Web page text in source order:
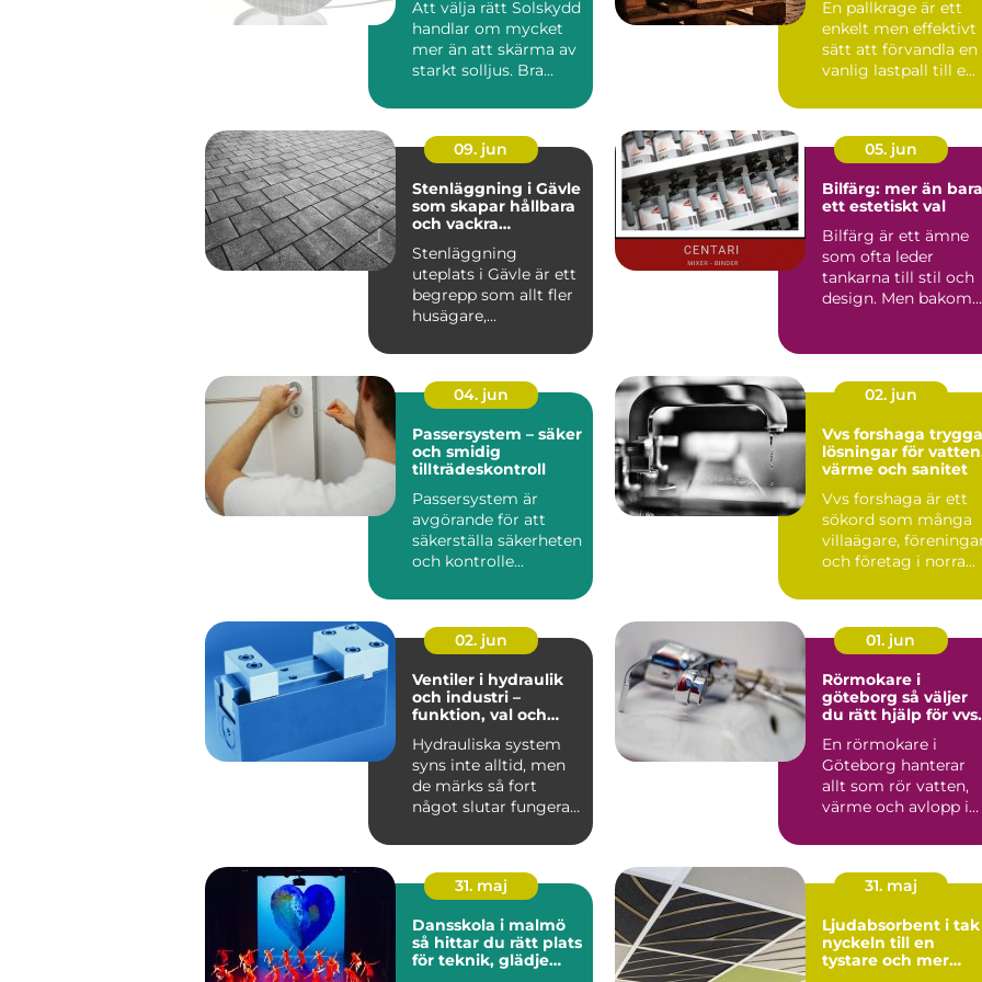
Att välja rätt Solskydd
handlar om mycket
mer än att skärma av
starkt solljus. Bra
En pallkrage är ett
enkelt men effektivt
sätt att förvandla en
vanlig lastpall till e...
09. jun
Stenläggning i Gävle
som skapar hållbara
och vackra
Stenläggning
uteplats i Gävle är ett
begrepp som allt fler
husägare,
05. jun
Bilfärg: mer än bara
ett estetiskt val
Bilfärg är ett ämne
som ofta leder
tankarna till stil och
design. Men bakom
04. jun
Passersystem – säker
och smidig
tillträdeskontroll
Passersystem är
avgörande för att
säkerställa säkerheten
och kontrolle...
02. jun
Vvs forshaga trygga
lösningar för
värme och sanitet
Vvs forshaga är ett
sökord som många
villaägare,
och företag i norra
nä...
02. jun
Ventiler i hydraulik
och industri –
funktion, val och
Hydrauliska system
syns inte alltid, men
de märks så fort
något slutar fungera.
01. jun
Rörmokare i
göteborg så väljer
du rätt hjälp för vvs
En rörmokare i
Göteborg hanterar
allt som rör vatten,
värme och avlopp i
lägenheter och...
31. maj
Dansskola i malmö
så hittar du rätt plats
för teknik, glädje
31. maj
Ljudabsorbent i tak
nyckeln till en
tystare och mer